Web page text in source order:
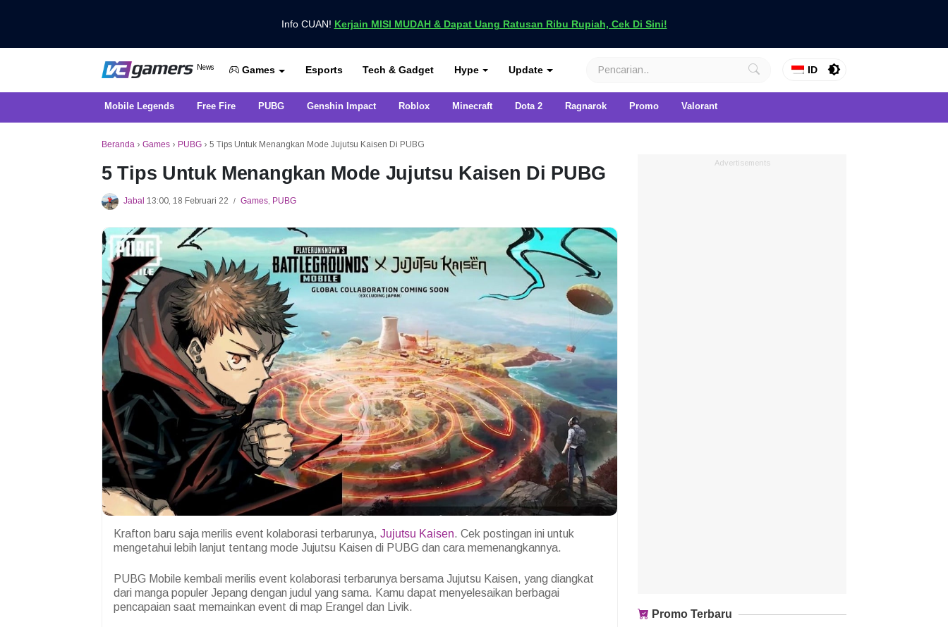
Info CUAN! Kerjain MISI MUDAH & Dapat Uang Ratusan Ribu Rupiah, Cek Di Sini!
VCGamers News
News
Dapatkan Berita Games Terbaru Hanya di VCGamers
Games Esports Tech & Gadget Hype Update ID
Mobile Legends Free Fire PUBG Genshin Impact Roblox Minecraft Dota 2 Ragnarok Promo Valorant
Beranda › Games › PUBG › 5 Tips Untuk Menangkan Mode Jujutsu Kaisen Di PUBG
5 Tips Untuk Menangkan Mode Jujutsu Kaisen Di PUBG
Jabal 13:00, 18 Februari 22 / Games, PUBG
Krafton baru saja merilis event kolaborasi terbarunya, Jujutsu Kaisen. Cek postingan ini untuk
mengetahui lebih lanjut tentang mode Jujutsu Kaisen di PUBG dan cara memenangkannya.
PUBG Mobile kembali merilis event kolaborasi terbarunya bersama Jujutsu Kaisen, yang diangkat
dari manga populer Jepang dengan judul yang sama. Kamu dapat menyelesaikan berbagai
pencapaian saat memainkan event di map Erangel dan Livik.
Advertisements
Promo Terbaru